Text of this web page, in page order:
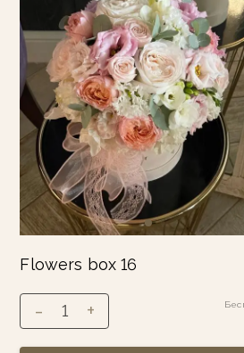
Flowers box 16
- 1 +